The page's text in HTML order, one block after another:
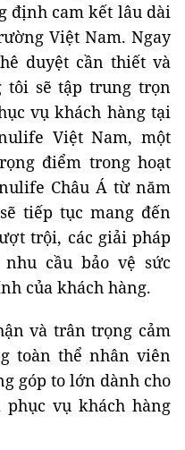
định cam kết lâu dài
Việt Nam. Ngay
duyệt cần thiết và
tôi sẽ tập trung trọn
vụ khách hàng tại
Việt Nam, một
điểm trong hoạt
Châu Á từ năm
tiếp tục mang đến
trội, các giải pháp
cầu bảo vệ sức
của khách hàng.
và trân trọng cảm
toàn thể nhân viên
góp to lớn dành cho
vụ khách hàng